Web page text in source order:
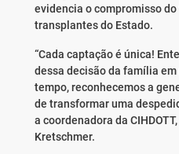
evidencia o compromisso do
transplantes do Estado.
“Cada captação é única!
dessa decisão da família
tempo, reconhecemos a
de transformar uma
a coordenadora da
Kretschmer.